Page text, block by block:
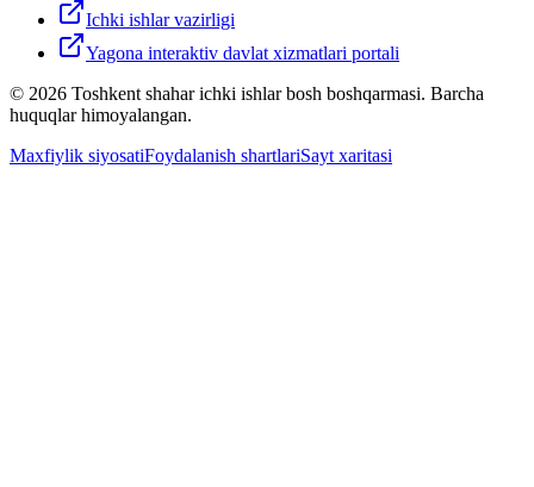
Ichki ishlar vazirligi
Yagona interaktiv davlat xizmatlari portali
© 2026 Toshkent shahar ichki ishlar bosh boshqarmasi. Barcha
huquqlar himoyalangan.
Maxfiylik siyosatiFoydalanish shartlariSayt xaritasi